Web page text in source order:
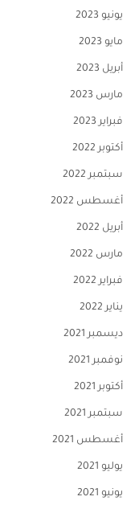
يونيو 2023
مايو 2023
أبريل 2023
مارس 2023
فبراير 2023
أكتوبر 2022
سبتمبر 2022
أغسطس 2022
أبريل 2022
مارس 2022
فبراير 2022
يناير 2022
ديسمبر 2021
نوفمبر 2021
أكتوبر 2021
سبتمبر 2021
أغسطس 2021
يوليو 2021
يونيو 2021